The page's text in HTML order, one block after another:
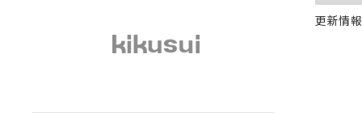
更新情